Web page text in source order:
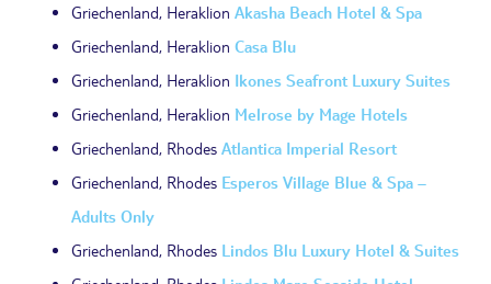
Griechenland, Heraklion Akasha Beach Hotel & Spa
Griechenland, Heraklion Casa Blu
Griechenland, Heraklion Ikones Seafront Luxury Suites
Griechenland, Heraklion Melrose by Mage Hotels
Griechenland, Rhodes Atlantica Imperial Resort
Griechenland, Rhodes Esperos Village Blue & Spa –
Adults Only
Griechenland, Rhodes Lindos Blu Luxury Hotel & Suites